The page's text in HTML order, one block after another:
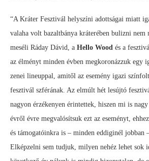
“A Kráter Fesztivál helyszíni adottságai miatt
valaha volt bazaltbánya kráterében bulizni nem
meséli Ráday Dávid, a Hello Wood és a
az élményt minden évben megkoronázzuk egy
zenei lineuppal, amitől az esemény igazi
fesztivál szférának. Az elmúlt hét lesújtó
nagyon érzékenyen érintettek, hiszen mi is
évről évre megvalósítsuk ezt az eseményt,
és támogatóinkra is – minden eddiginél jobban
Elképzelni sem tudjuk, milyen nehéz lehet sok